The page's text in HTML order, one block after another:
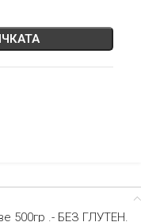
500гр .- БЕЗ ГЛУТЕН.